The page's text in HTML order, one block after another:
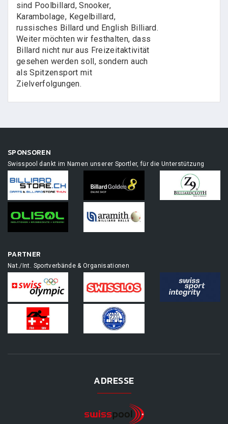
sind Poolbillard, Snooker,
Karambolage, Kegelbillard,
russisches Billard und English Billiard.
Weiter möchten wir festhalten, dass
Billard nicht nur aus Freizeitaktivität
gesehen werden soll, sondern auch
als Spitzensport mit
Zielverfolgungen.
SPONSOREN
Swisspool dankt im Namen unserer Sportler, für die Unterstützung
PARTNER
Nat./Int. Sportverbände & Organisationen
ADRESSE